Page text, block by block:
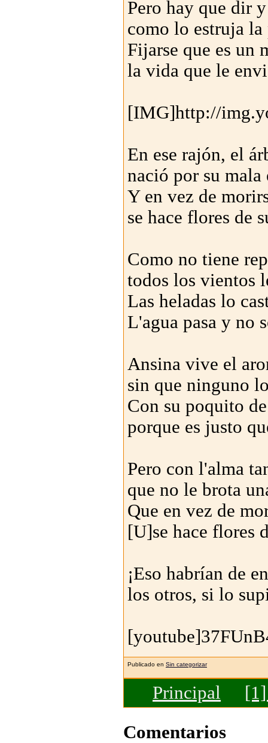
Pero hay que dir
como lo estruja la
Fijarse que es un
la vida que le
[IMG]http://
En ese rajón, el
nació por su mala
Y en vez de
se hace flores de
Como no tiene
todos los vientos
Las heladas lo
L'agua pasa y no
Ansina vive el
sin que ninguno
Con su poquito
porque es justo
Pero con l'alma
que no le brota
Que en vez de
[U]se hace flores
¡Eso habrían de
los otros, si lo
Publicado en Sin categorizar
Principal
Comentarios